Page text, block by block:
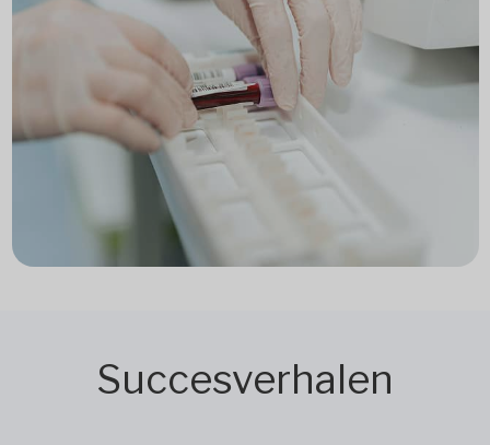
Succesverhalen